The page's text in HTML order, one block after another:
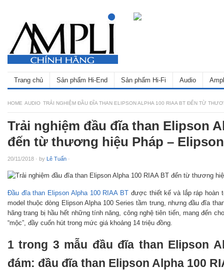
Trang chủ Sản phẩm Hi-End Sản phẩm Hi-Fi Audio
HOME AUDIO TRẢI NGHIỆM ĐẦU ĐĨA THAN ELIPSON ALPHA 100 RIAA BT ĐẾN TỪ
Trải nghiệm đầu đĩa than Elipson
đến từ thương hiệu Pháp – Elipson
20/11/2018 · by Lê Tuấn ·
Đầu đĩa than Elipson Alpha 100 RIAA BT được thiết kế và lắp ráp hoàn
model thuộc dòng Elipson Alpha 100 Series tầm trung, nhưng đầu đĩa
hãng trang bị hầu hết những tính năng, công nghệ tiên tiến, mang đến
“mộc”, đầy cuốn hút trong mức giá khoảng 14 triệu đồng.
1 trong 3 mẫu đầu đĩa than Elipson
đám: đầu đĩa than Elipson Alpha 100